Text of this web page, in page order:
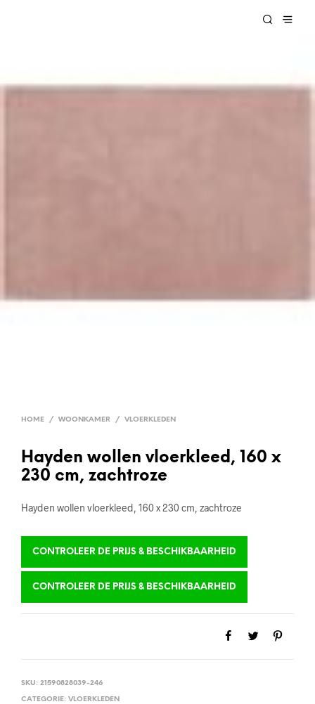
HOME / WOONKAMER / VLOERKLEDEN
Hayden wollen vloerkleed, 160 x
230 cm, zachtroze
Hayden wollen vloerkleed, 160 x 230 cm, zachtroze
CONTROLEER DE PRIJS & BESCHIKBAARHEID
CONTROLEER DE PRIJS & BESCHIKBAARHEID
SKU: 21590828039-246
CATEGORIE: VLOERKLEDEN